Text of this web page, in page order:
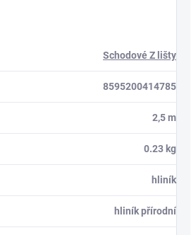
Schodové Z lišty
8595200414785
2,5 m
0.23 kg
hliník
hliník přírodní